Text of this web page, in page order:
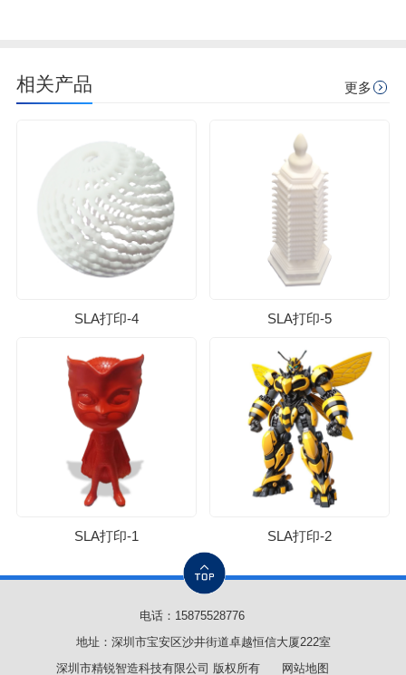
相关产品 更多
SLA打印-4 SLA打印-5
SLA打印-1 SLA打印-2
电话： 15875528776
地址：深圳市宝安区沙井街道卓越恒信大厦222室
深圳市精锐智造科技有限公司 版权所有
网站地图